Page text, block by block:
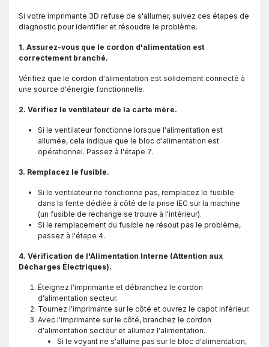
Si votre imprimante 3D refuse de s'allumer, suivez ces étapes de
diagnostic pour identifier et résoudre le problème.
1. Assurez-vous que le cordon d'alimentation est
correctement branché.
Vérifiez que le cordon d'alimentation est solidement connecté à
une source d'énergie fonctionnelle.
2. Vérifiez le ventilateur de la carte mère.
Si le ventilateur fonctionne lorsque l'alimentation est
allumée, cela indique que le bloc d'alimentation est
opérationnel. Passez à l'étape 7.
3. Remplacez le fusible.
Si le ventilateur ne fonctionne pas, remplacez le fusible
dans la fente dédiée à côté de la prise IEC sur la machine
(un fusible de rechange se trouve à l'intérieur).
Si le remplacement du fusible ne résout pas le problème,
passez à l'étape 4.
4. Vérification de l'Alimentation Interne (Attention aux
Décharges Électriques).
Éteignez l'imprimante et débranchez le cordon
d'alimentation secteur.
Tournez l'imprimante sur le côté et ouvrez le capot inférieur.
Avec l'imprimante sur le côté, branchez le cordon
d'alimentation secteur et allumez l'alimentation.
Si le voyant ne s'allume pas sur le bloc d'alimentation,